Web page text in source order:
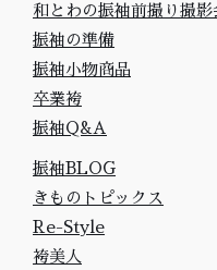
和とわの振袖前撮り撮影
振袖の準備
振袖小物商品
卒業袴
振袖Q&A
振袖BLOG
きものトピックス
Re-Style
袴美人